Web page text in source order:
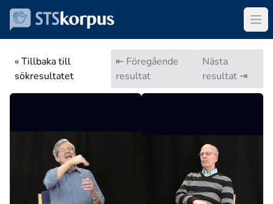
« Tillbaka till
sökresultatet
⇤ Föregående
resultat
Nästa
resultat ⇥